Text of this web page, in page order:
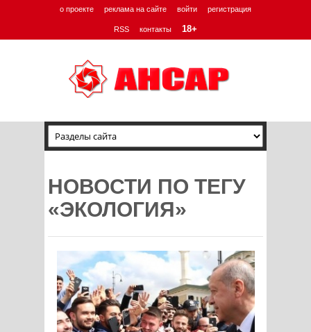
о проекте реклама на сайте войти регистрация
RSS контакты 18+
НОВОСТИ ПО ТЕГУ
«ЭКОЛОГИЯ»